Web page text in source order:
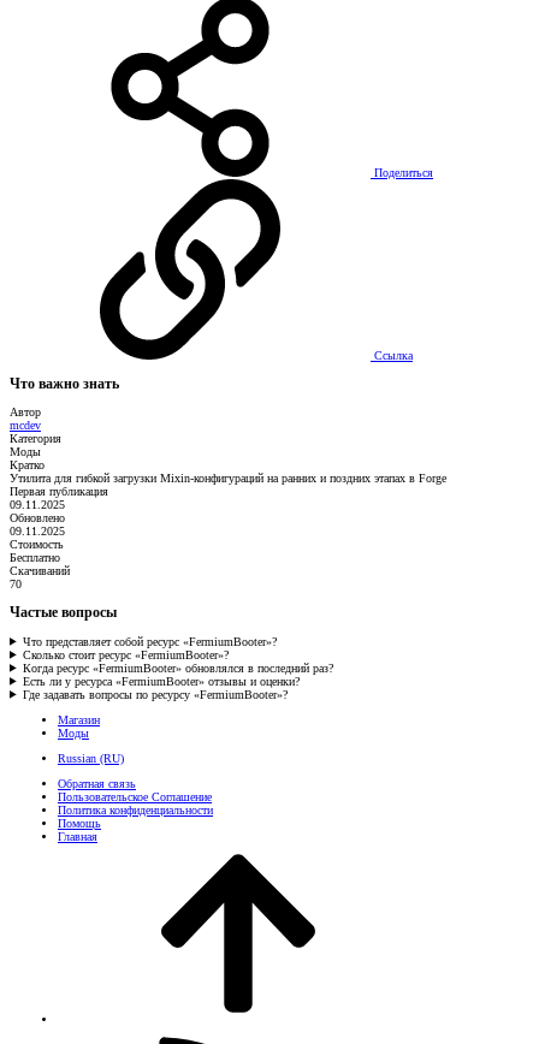
Поделиться
Ссылка
Что важно знать
Автор
mcdev
Категория
Моды
Кратко
Утилита для гибкой загрузки Mixin-конфигураций на ранних и поздних этапах в Forge
Первая публикация
09.11.2025
Обновлено
09.11.2025
Стоимость
Бесплатно
Скачиваний
70
Частые вопросы
Что представляет собой ресурс «FermiumBooter»?
Сколько стоит ресурс «FermiumBooter»?
Когда ресурс «FermiumBooter» обновлялся в последний раз?
Есть ли у ресурса «FermiumBooter» отзывы и оценки?
Где задавать вопросы по ресурсу «FermiumBooter»?
Магазин
Моды
Russian (RU)
Обратная связь
Пользовательское Соглашение
Политика конфиденциальности
Помощь
Главная